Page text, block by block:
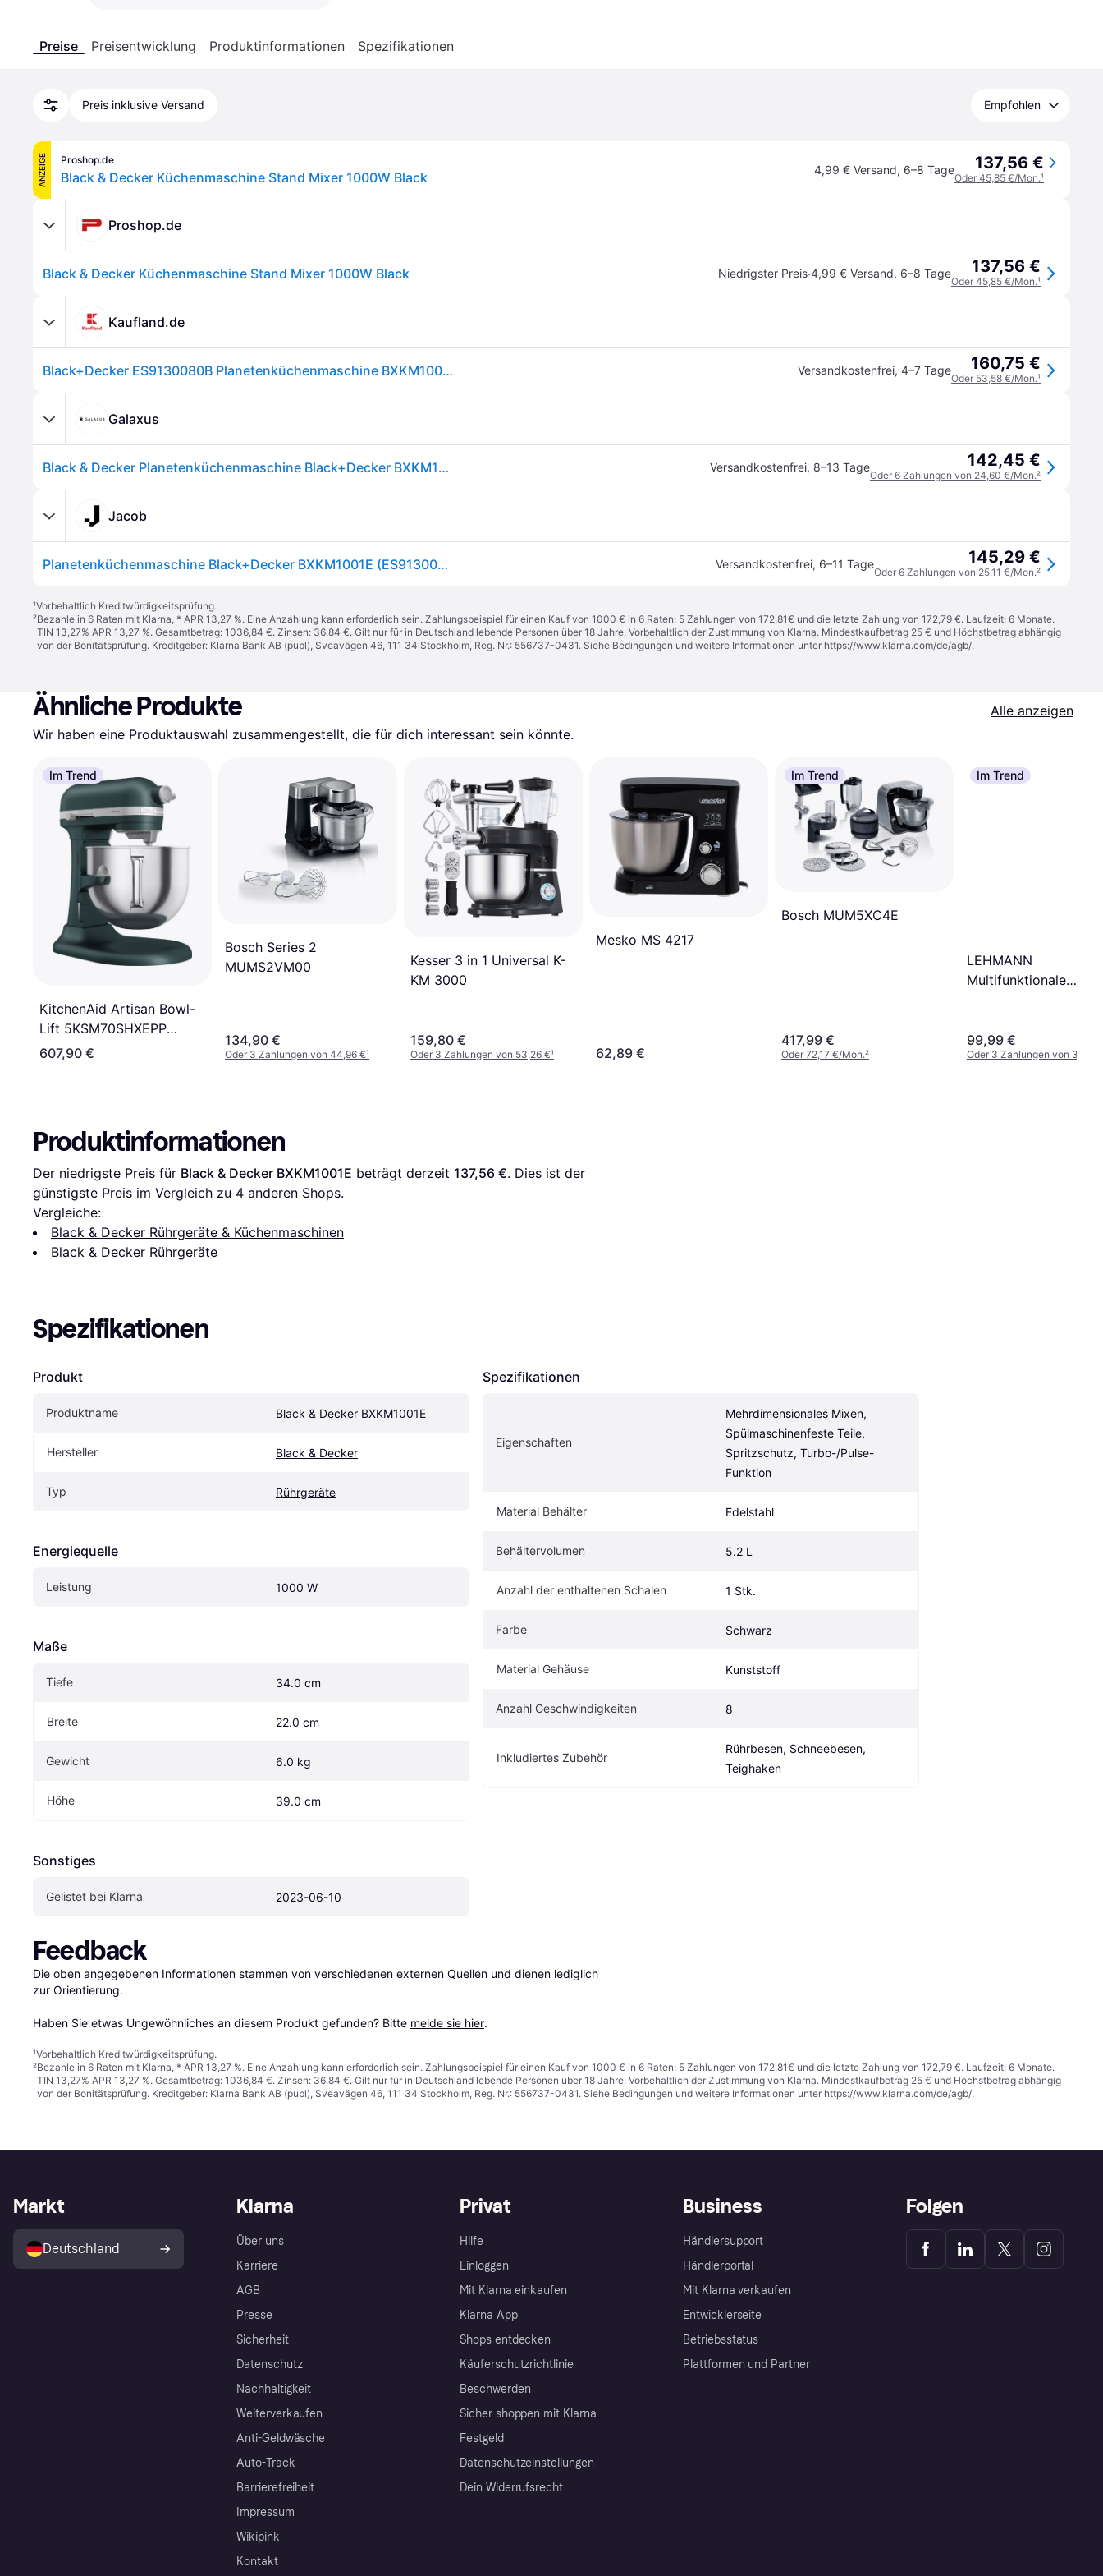
Preise Preisentwicklung Produktinformationen Spezifikationen
Preis inklusive Versand Empfohlen
ANZEIGE Proshop.de
Black & Decker Küchenmaschine Stand Mixer 1000W Black 4,99 € Versand, 6–8 Tage 137,56 €
Oder 45,85 €/Mon.¹
Proshop.de
Black & Decker Küchenmaschine Stand Mixer 1000W Black Niedrigster Preis·4,99 € Versand, 6–8 Tage 137,56 €
Oder 45,85 €/Mon.¹
Kaufland.de
Black+Decker ES9130080B Planetenküchenmaschine BXKM1001E Versandkostenfrei, 4–7 Tage 160,75 €
Oder 53,58 €/Mon.¹
Galaxus
Black & Decker Planetenküchenmaschine Black+Decker BXKM1001E, Küchenmaschine, Schwarz Versandkostenfrei, 8–13 Tage 142,45 €
Oder 6 Zahlungen von 24,60 €/Mon.²
Jacob
Planetenküchenmaschine Black+Decker BXKM1001E (ES9130080B) Versandkostenfrei, 6–11 Tage 145,29 €
Oder 6 Zahlungen von 25,11 €/Mon.²
¹Vorbehaltlich Kreditwürdigkeitsprüfung.
²Bezahle in 6 Raten mit Klarna, * APR 13,27 %. Eine Anzahlung kann erforderlich sein. Zahlungsbeispiel für einen Kauf von 1000 € in 6 Raten: 5 Zahlungen von 172,81€ und die letzte Zahlung von 172,79 €. Laufzeit: 6 Monate.
TIN 13,27% APR 13,27 %. Gesamtbetrag: 1036,84 €. Zinsen: 36,84 €. Gilt nur für in Deutschland lebende Personen über 18 Jahre. Vorbehaltlich der Zustimmung von Klarna. Mindestkaufbetrag 25 € und Höchstbetrag abhängig
von der Bonitätsprüfung. Kreditgeber: Klarna Bank AB (publ), Sveavägen 46, 111 34 Stockholm, Reg. Nr.: 556737-0431. Siehe Bedingungen und weitere Informationen unter https://www.klarna.com/de/agb/.
Ähnliche Produkte
Alle anzeigen
Wir haben eine Produktauswahl zusammengestellt, die für dich interessant sein könnte.
Im Trend
KitchenAid Artisan Bowl-
Lift 5KSM70SHXEPP
Pebbled Palm
607,90 €
Bosch Series 2
MUMS2VM00
134,90 €
Oder 3 Zahlungen von 44,96 €¹
Kesser 3 in 1 Universal K-
KM 3000
159,80 €
Oder 3 Zahlungen von 53,26 €¹
Mesko MS 4217
62,89 €
Im Trend
Bosch MUM5XC4E
417,99 €
Oder 72,17 €/Mon.²
Im Trend
LEHMANN
Multifunktionale
99,99 €
Oder 3 Zahlungen von 33,33
Produktinformationen
Der niedrigste Preis für Black & Decker BXKM1001E beträgt derzeit 137,56 €. Dies ist der
günstigste Preis im Vergleich zu 4 anderen Shops.
Vergleiche:
Black & Decker Rührgeräte & Küchenmaschinen
Black & Decker Rührgeräte
Spezifikationen
Produkt
Produktname Black & Decker BXKM1001E
Hersteller Black & Decker
Typ Rührgeräte
Energiequelle
Leistung 1000 W
Maße
Tiefe 34.0 cm
Breite 22.0 cm
Gewicht 6.0 kg
Höhe 39.0 cm
Sonstiges
Gelistet bei Klarna 2023-06-10
Spezifikationen
Eigenschaften
Mehrdimensionales Mixen,
Spülmaschinenfeste Teile,
Spritzschutz, Turbo-/Pulse-
Funktion
Material Behälter Edelstahl
Behältervolumen 5.2 L
Anzahl der enthaltenen Schalen 1 Stk.
Farbe Schwarz
Material Gehäuse Kunststoff
Anzahl Geschwindigkeiten 8
Inkludiertes Zubehör
Rührbesen, Schneebesen,
Teighaken
Feedback
Die oben angegebenen Informationen stammen von verschiedenen externen Quellen und dienen lediglich
zur Orientierung.
Haben Sie etwas Ungewöhnliches an diesem Produkt gefunden? Bitte melde sie hier.
¹Vorbehaltlich Kreditwürdigkeitsprüfung.
²Bezahle in 6 Raten mit Klarna, * APR 13,27 %. Eine Anzahlung kann erforderlich sein. Zahlungsbeispiel für einen Kauf von 1000 € in 6 Raten: 5 Zahlungen von 172,81€ und die letzte Zahlung von 172,79 €. Laufzeit: 6 Monate.
TIN 13,27% APR 13,27 %. Gesamtbetrag: 1036,84 €. Zinsen: 36,84 €. Gilt nur für in Deutschland lebende Personen über 18 Jahre. Vorbehaltlich der Zustimmung von Klarna. Mindestkaufbetrag 25 € und Höchstbetrag abhängig
von der Bonitätsprüfung. Kreditgeber: Klarna Bank AB (publ), Sveavägen 46, 111 34 Stockholm, Reg. Nr.: 556737-0431. Siehe Bedingungen und weitere Informationen unter https://www.klarna.com/de/agb/.
Klarna
Über uns
Karriere
AGB
Presse
Sicherheit
Datenschutz
Nachhaltigkeit
Weiterverkaufen
Anti-Geldwäsche
Auto-Track
Barrierefreiheit
Impressum
Wikipink
Kontakt
Privat
Hilfe
Einloggen
Mit Klarna einkaufen
Klarna App
Shops entdecken
Käuferschutzrichtlinie
Beschwerden
Sicher shoppen mit Klarna
Festgeld
Datenschutzeinstellungen
Dein Widerrufsrecht
Business
Händlersupport
Händlerportal
Mit Klarna verkaufen
Entwicklerseite
Betriebsstatus
Plattformen und Partner
Markt
Deutschland
Folgen